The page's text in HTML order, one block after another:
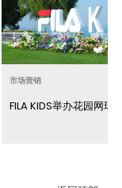
市场营销
FILA KIDS举办花园网球